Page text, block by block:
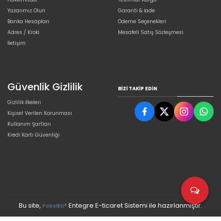
Yazarımız Olun
Banka Hesapları
Adres / Kroki
İletişim
Garanti & İade
Ödeme Seçenekleri
Mesafeli Satış Sözleşmesi
Güvenlik Gizlilik
Gizlilik İlkeleri
Kişisel Verilen Korunması
Kullanım Şartları
Kredi Kartı Güvenliği
BIZI TAKIP EDIN
Bu site, PobolEti® Entegre E-ticaret Sistemi ile hazırlanmıştır.